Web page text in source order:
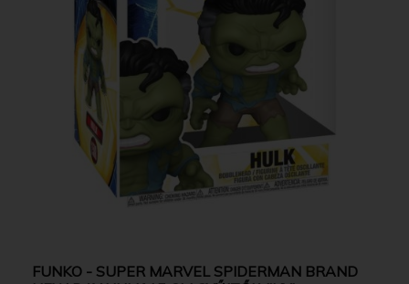
FUNKO - SUPER MARVEL SPIDERMAN BRAND